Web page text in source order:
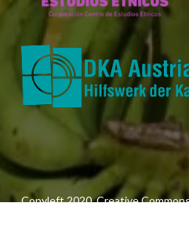
Copyleft 2020. Creative